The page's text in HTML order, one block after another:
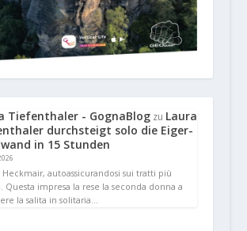
Tiefenthaler - GognaBlogzu Laura
durchsteigt solo die Eiger-
in 15 Stunden
autoassicurandosi sui tratti più
Questa impresa la rese la seconda donna a
la salita in solitaria…